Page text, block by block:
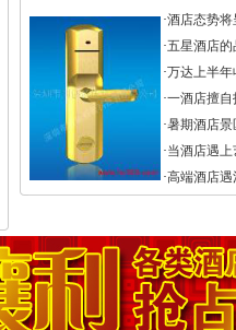
·酒店态势
·五星酒店
·万达上半
·一酒店擅自
·暑期酒店景
·当酒店遇
·高端酒店